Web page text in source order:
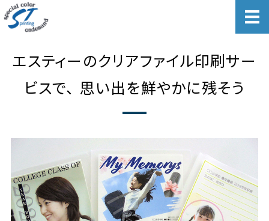
あらゆる印刷物のトータルでサ
会社概要
お問い合わせ
エスティーのクリアファイル印刷サー
ビスで、 思い出を鮮やかに残そう